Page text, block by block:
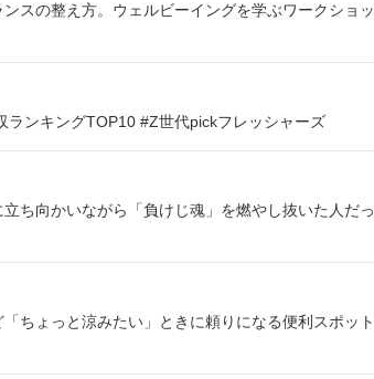
スの整え方。ウェルビーイングを学ぶワークショッ
ンキングTOP10 #Z世代pickフレッシャーズ
ち向かいながら「負けじ魂」を燃やし抜いた人だっ
ちょっと涼みたい」ときに頼りになる便利スポット